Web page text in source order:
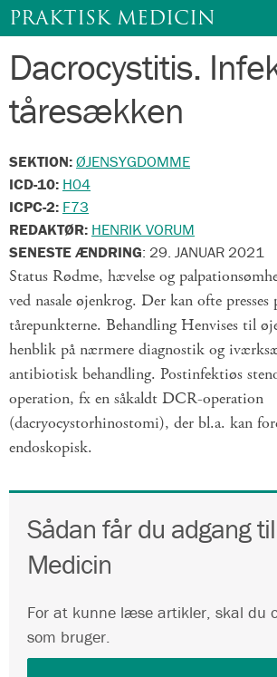
Gå
indhold
PRAKTISK MEDICIN
Dacrocystitis.
tåresækken
SEKTION:ØJENSYGDOMME
ICD-10: H04
ICPC-2: F73
REDAKTØR: HENRIK VORUM
SENESTE ÆNDRING: 29. JANUAR 2021
Status Rødme, hævelse og
ved nasale øjenkrog. Der kan ofte presses
tårepunkterne. Behandling Henvises til
henblik på nærmere diagnostik og
antibiotisk behandling. Postinfektiøs
operation, fx en såkaldt DCR-operation
(dacryocystorhinostomi), der bl.a. kan
endoskopisk.
Sådan får du adgang
Medicin
For at kunne læse artikler, skal du
som bruger.